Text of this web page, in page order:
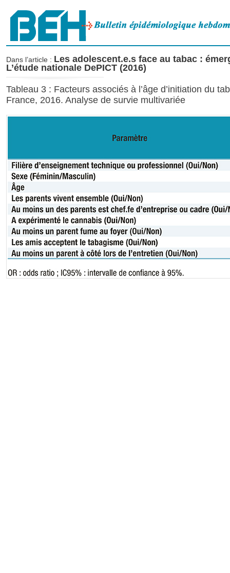
Dans l’article : Les adolescent.e.s face au tabac :
L’étude nationale DePICT (2016)
Tableau 3 : Facteurs associés à l’âge d’initiation du
France, 2016. Analyse de survie multivariée